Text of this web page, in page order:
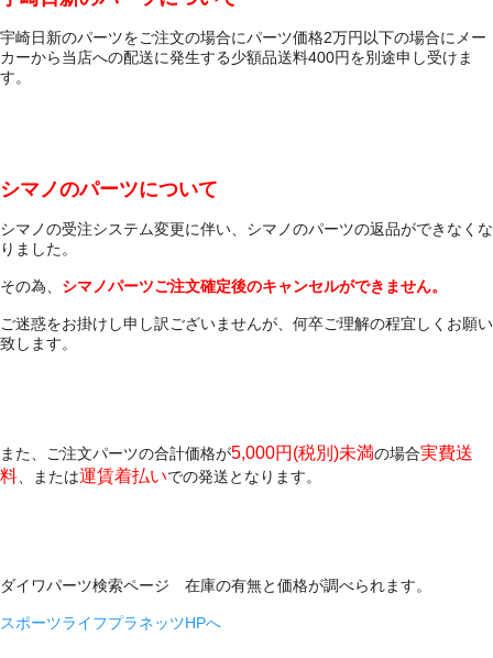
宇崎日新のパーツをご注文の場合にパーツ価格2万円以下の場合にメー
カーから当店への配送に発生する少額品送料400円を別途申し受けま
す。
シマノのパーツについて
シマノの受注システム変更に伴い、シマノのパーツの返品ができなくな
りました。
その為、 シマノパーツご注文確定後のキャンセルができません。
ご迷惑をお掛けし申し訳ございませんが、何卒ご理解の程宜しくお願い
致します。
また、ご注文パーツの合計価格が5,000円(税別)未満の場合実費送
料 、または運賃着払いでの発送となります。
ダイワパーツ検索ページ 在庫の有無と価格が調べられます。
スポーツライフプラネッツHPへ